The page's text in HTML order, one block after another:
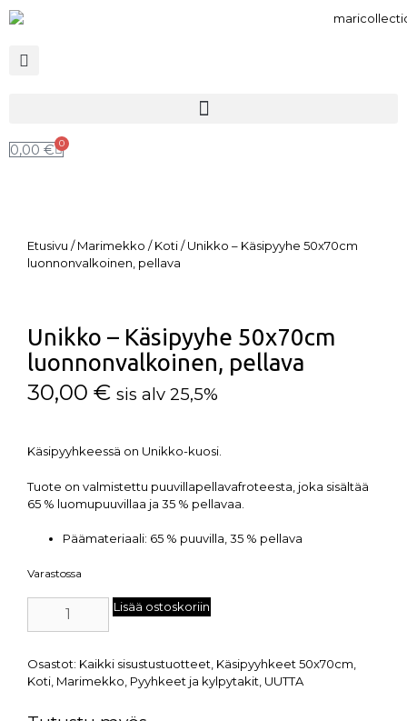
0,00 € 0
Etusivu /Marimekko /Koti/ Unikko – Käsipyyhe 50x70cm
luonnonvalkoinen, pellava
Unikko – Käsipyyhe 50x70cm
luonnonvalkoinen, pellava
30,00 € sis alv 25,5%
Käsipyyhkeessä on Unikko-kuosi.
Tuote on valmistettu puuvillapellavafroteesta, joka sisältää
65 % luomupuuvillaa ja 35 % pellavaa.
Päämateriaali: 65 % puuvilla, 35 % pellava
Varastossa
Lisää ostoskoriin
Osastot: Kaikki sisustustuotteet Käsipyyhkeet 50x70cm
Koti Marimekko Pyyhkeet ja kylpytakit UUTTA